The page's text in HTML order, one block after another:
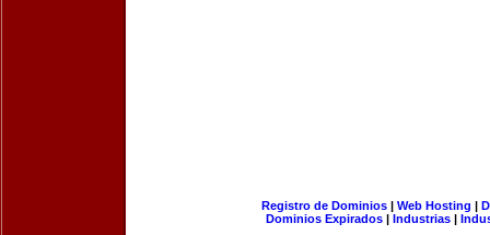
Registro de Dominios| Web Hosting |
Dominios Expirados | Industrias |